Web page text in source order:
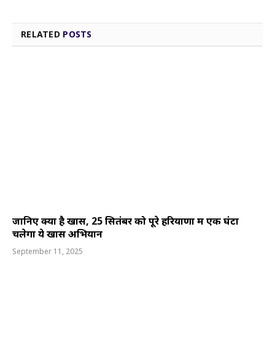
RELATED POSTS
जानिए क्या है खास, 25 सितंबर को पूरे हरियाणा में एक घंटा
चलेगा ये खास अभियान
September 11, 2025